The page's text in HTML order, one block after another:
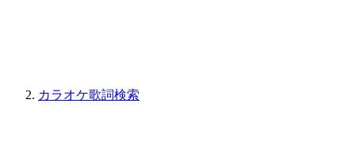
カラオケ歌詞検索